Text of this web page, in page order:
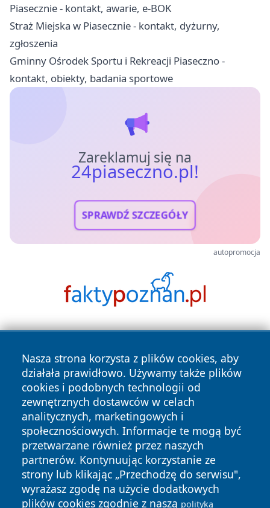
Piasecznie - kontakt, awarie, e-BOK
Straż Miejska w Piasecznie - kontakt, dyżurny,
zgłoszenia
Gminny Ośrodek Sportu i Rekreacji Piaseczno -
kontakt, obiekty, badania sportowe
Zareklamuj się na
24piaseczno.pl!
SPRAWDŹ SZCZEGÓŁY
autopromocja
Nasza strona korzysta z plików cookies, aby
działała prawidłowo. Używamy także plików
cookies i podobnych technologii od
zewnętrznych dostawców w celach
analitycznych, marketingowych i
społecznościowych. Informacje te mogą być
przetwarzane również przez naszych
partnerów. Kontynuując korzystanie ze
strony lub klikając „Przechodzę do serwisu",
wyrażasz zgodę na użycie dodatkowych
plików cookies zgodnie z naszą polityką
Copyright © 2026 24piaseczno.pl Wszystkie prawa
zastrzeżone.
News Autorzy
Polityka
Prywatności
Polityka
Cookies